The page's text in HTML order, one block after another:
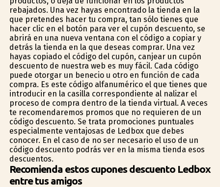
rebajados. Una vez hayas encontrado la tienda en la
que pretendes hacer tu compra, tan sólo tienes que
hacer clic en el botón para ver el cupón descuento, se
abrirá en una nueva ventana con el código a copiar y
detrás la tienda en la que deseas comprar. Una vez
hayas copiado el código del cupón, canjear un cupón
descuento de nuestra web es muy fácil. Cada código
puede otorgar un beneficio u otro en función de cada
compra. Es este código alfanumérico el que tienes que
introducir en la casilla correspondiente al finalizar el
proceso de compra dentro de la tienda virtual. A veces
te recomendaremos promos que no requieren de un
código descuento. Se trata promociones puntuales
especialmente ventajosas de Ledbox que debes
conocer. En el caso de no ser necesario el uso de un
código descuento podrás ver en la misma tienda esos
descuentos.
Recomienda estos cupones descuento Ledbox
entre tus amigos